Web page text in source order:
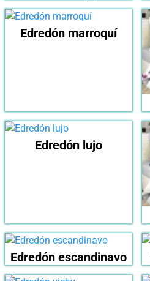
Edredón marroquí
Edredón lujo
Edredón escandinavo